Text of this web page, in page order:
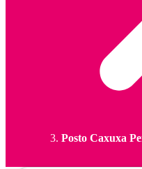
Posto Caxuxa